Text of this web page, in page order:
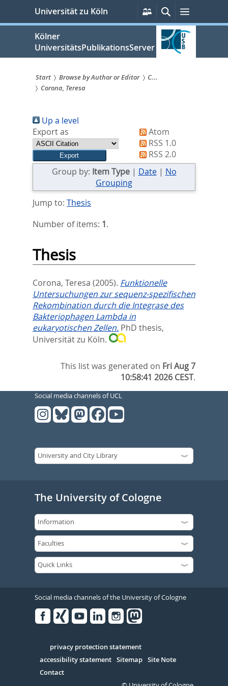
springen
Universität zu Köln
Persönliche
Services
SucheMenü
Kölner
UniversitätsPublikationsServer
Sie
sind
hier:
Start Browse by Author or Editor
C...
Corona, Teresa
Up a level
Export as
Atom
RSS 1.0
RSS 2.0
Group by: Item Type| Date| No
Grouping
Jump to: Thesis
Number of items: 1.
Thesis
Corona, Teresa (2005). Funktionelle
Untersuchungen zur sequenz-spezifischen
Rekombination durch die Integrase des
Bakteriophagen Lambda in
eukaryotischen Zellen. PhD thesis,
Universität zu Köln.
This list was generated on Fri Aug 7
10:58:41 2026 CEST.
Social media channels of UCL
The University of Cologne
Social media channels of the University of Cologne
Serivce
privacy protection statement
accessibility statement Sitemap Site Note
Contact